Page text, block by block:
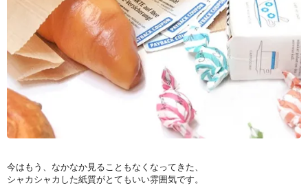
今はもう、なかなか見ることもなくなってきた、
シャカシャカした紙質がとてもいい雰囲気です。